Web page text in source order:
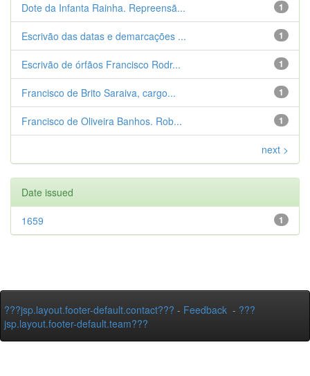
1
Dote da Infanta Rainha. Repreensã...
1
Escrivão das datas e demarcações ...
1
Escrivão de órfãos Francisco Rodr...
1
Francisco de Brito Saraiva, cargo...
1
Francisco de Oliveira Banhos. Rob...
next >
Date issued
1
1659
???jsp.layout.footer-default.contact??? - Feedback - ???
jsp.layout.footer-default.team???